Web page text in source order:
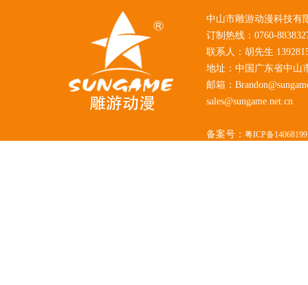
中山市雕游动漫科技有
订制热线：0760-
联系人：胡先生
地址：中国广东省中山
邮箱：
sales@sungame.net.cn
备案号： 粤ICP备